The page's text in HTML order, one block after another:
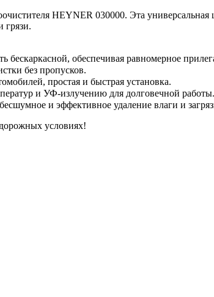
HEYNER 030000. Эта
грязи.
бескаркасной, обеспечивая равномерное
без пропусков.
простая и быстрая установка.
и УФ-излучению для долговечной работы.
и эффективное удаление влаги и
условиях!